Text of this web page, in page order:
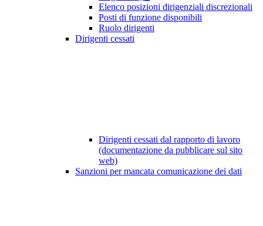
Elenco posizioni dirigenziali discrezionali
Posti di funzione disponibili
Ruolo dirigenti
Dirigenti cessati
Dirigenti cessati dal rapporto di lavoro
(documentazione da pubblicare sul sito
web)
Sanzioni per mancata comunicazione dei dati